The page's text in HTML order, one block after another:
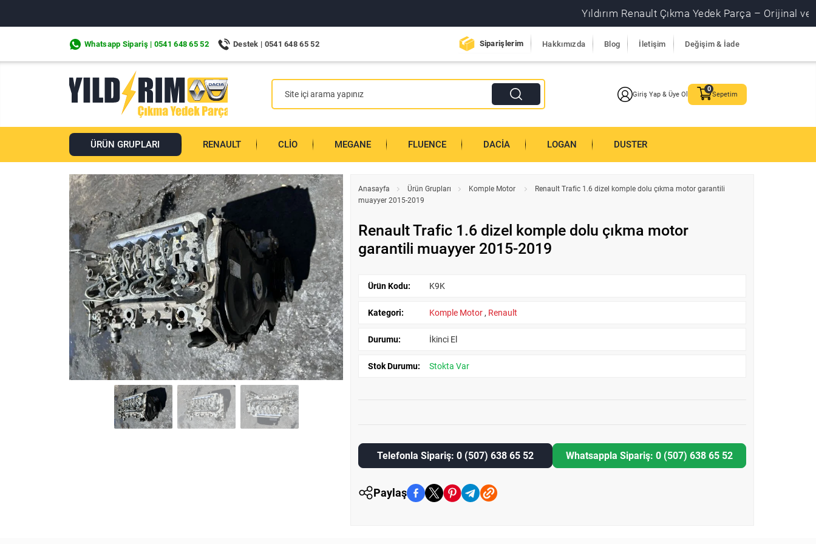
Yıldırım Renault Çıkma Yedek Parça – Orijinal ve
Whatsapp Sipariş | 0541 648 65 52 Destek | 0541 648 65 52 Siparişlerim Hakkımızda Blog İletişim Değişim & İade
Giriş Yap & Üye Ol Sepetim
ÜRÜN GRUPLARI RENAULT CLIO MEGANE FLUENCE DACIA LOGAN DUSTER
Anasayfa Ürün Grupları Komple Motor
Renault Trafic 1.6 dizel komple dolu çıkma motor garantili
muayyer 2015-2019
Renault Trafic 1.6 dizel komple dolu çıkma motor
garantili muayyer 2015-2019
Ürün Kodu: K9K
Kategori: Komple Motor , Renault
Durumu: İkinci El
Stok Durumu: Stokta Var
Telefonla Sipariş: 0 (507) 638 65 52 Whatsappla Sipariş: 0 (507) 638 65 52
Paylaş